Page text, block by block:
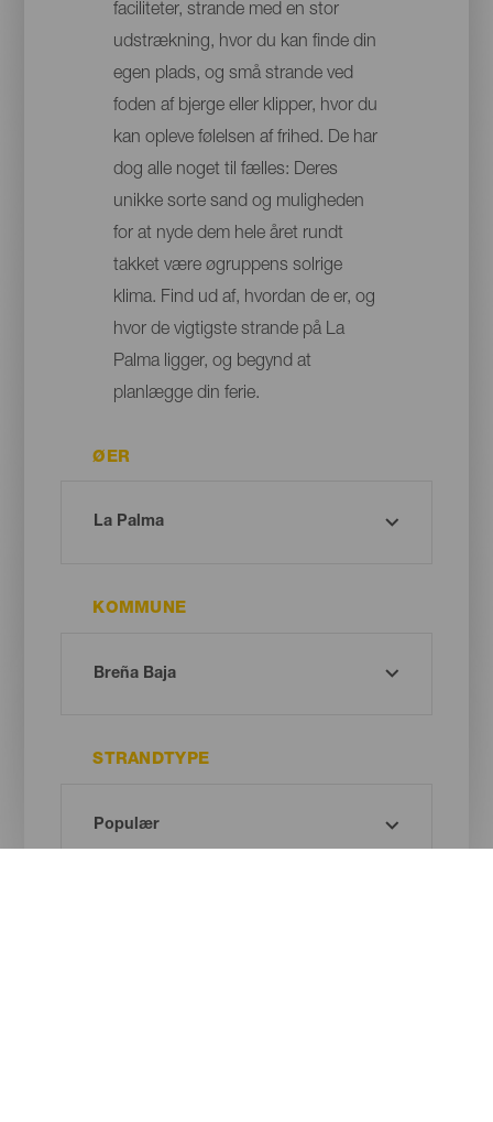
faciliteter, strande med en stor
udstrækning, hvor du kan finde din
egen plads, og små strande ved
foden af bjerge eller klipper, hvor du
kan opleve følelsen af frihed. De har
dog alle noget til fælles: Deres
unikke sorte sand og muligheden
for at nyde dem hele året rundt
takket være øgruppens solrige
klima. Find ud af, hvordan de er, og
hvor de vigtigste strande på La
Palma ligger, og begynd at
planlægge din ferie.
ØER
KOMMUNE
STRANDTYPE